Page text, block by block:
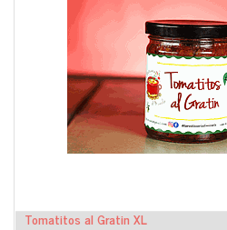
Tomatitos al Gratin XL